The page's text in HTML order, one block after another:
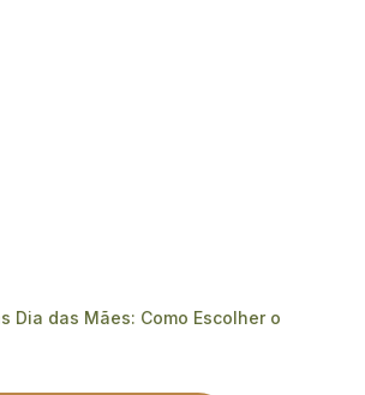
Dia das Mães: Como Escolher o